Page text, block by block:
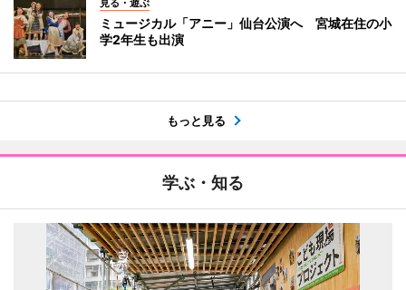
ミュージカル「アニー」仙台公演へ 宮城在住の小
学2年生も出演
もっと見る
学ぶ・知る